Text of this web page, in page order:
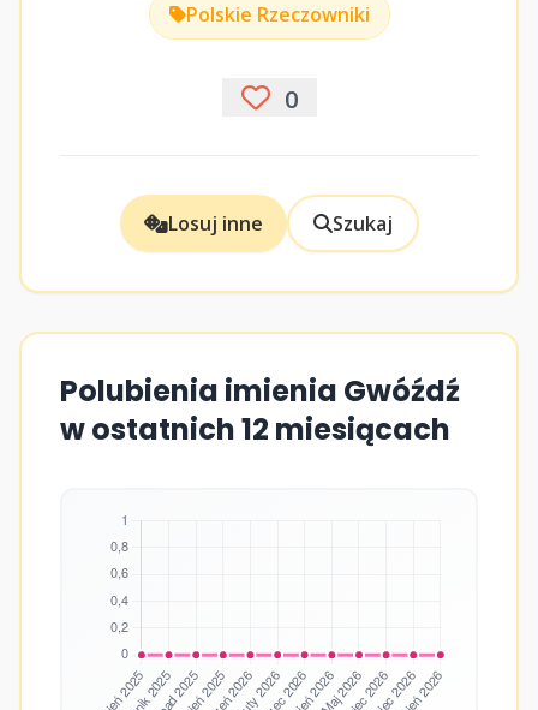
Polskie Rzeczowniki
0
Losuj inne Szukaj
Polubienia imienia Gwóźdź
w ostatnich 12 miesiącach